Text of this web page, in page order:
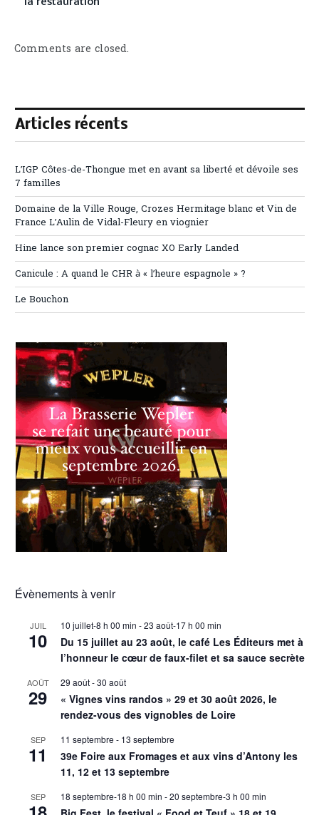
Comments are closed.
Articles récents
L’IGP Côtes-de-Thongue met en avant sa liberté et dévoile ses
7 familles
Domaine de la Ville Rouge, Crozes Hermitage blanc et Vin de
France L’Aulin de Vidal-Fleury en viognier
Hine lance son premier cognac XO Early Landed
Canicule : A quand le CHR à « l’heure espagnole » ?
Le Bouchon
Évènements à venir
JUIL
10
10 juillet-8 h 00 min -23 août-17 h 00 min
Du 15 juillet au 23 août, le café Les Éditeurs met à
l’honneur le cœur de faux-filet et sa sauce secrète
AOÛT
29
29 août-30 août
« Vignes vins randos » 29 et 30 août 2026, le
rendez-vous des vignobles de Loire
SEP
11
11 septembre - 13 septembre
39e Foire aux Fromages et aux vins d’Antony les
11, 12 et 13 septembre
SEP 18 septembre-18 h 00 min -20 septembre-3 h 00 min